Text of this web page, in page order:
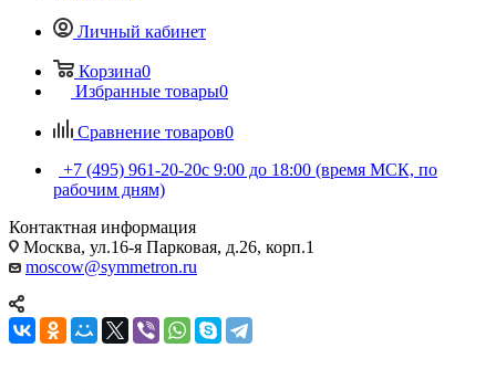
Личный кабинет
Корзина0
Избранные товары0
Сравнение товаров0
+7 (495) 961-20-20с 9:00 до 18:00 (время МСК, по
рабочим дням)
Контактная информация
Москва, ул.16-я Парковая, д.26, корп.1
moscow@symmetron.ru